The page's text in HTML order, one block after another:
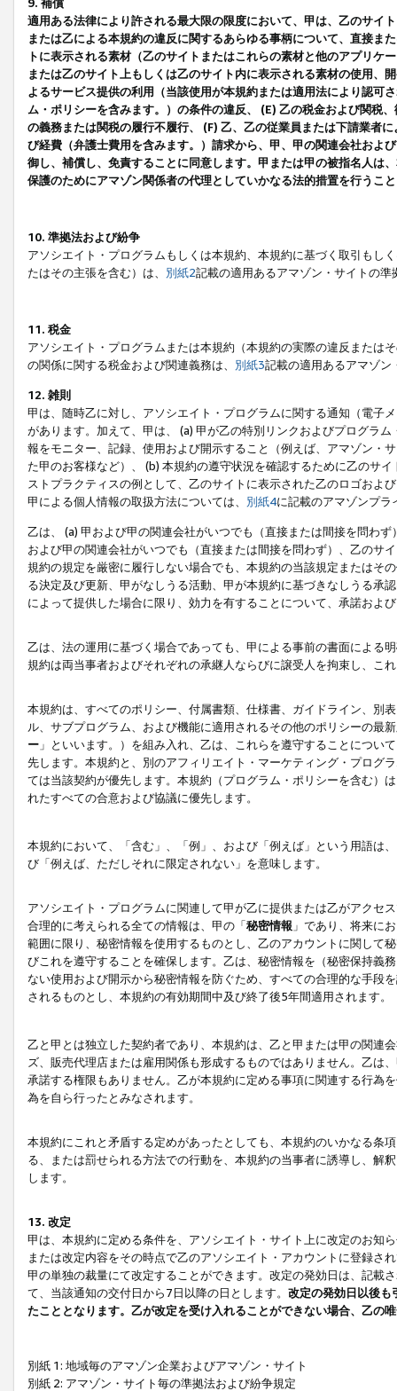
9. 補償
適用ある法律により許される最大限の限度において、甲は、乙のサイ
または乙による本規約の違反に関するあらゆる事柄について、直接ま
トに表示される素材（乙のサイトまたはこれらの素材と他のアプリ
または乙のサイト上もしくは乙のサイト内に表示される素材の使用、
よるサービス提供の利用（当該使用が本規約または適用法により認可
ム・ポリシーを含みます。）の条件の違反、 (E) 乙の税金および関税
の義務または関税の履行不履行、 (F) 乙、乙の従業員または下請業者
び経費（弁護士費用を含みます。）請求から、甲、甲の関連会社およ
御し、補償し、免責することに同意します。甲または甲の被指名人は
保護のためにアマゾン関係者の代理としていかなる法的措置を行うこ
10. 準拠法および紛争
アソシエイト・プログラムもしくは本規約、本規約に基づく取引もし
たはその主張を含む）は、 別紙2記載の適用あるアマゾン・サイトの
11. 税金
アソシエイト・プログラムまたは本規約（本規約の実際の違反または
の関係に関する税金および関連義務は、 別紙3記載の適用あるアマゾン
12. 雑則
甲は、随時乙に対し、アソシエイト・プログラムに関する通知（電子
があります。加えて、甲は、 (a) 甲が乙の特別リンクおよびプログラ
報をモニター、記録、使用および開示すること（例えば、アマゾン・
た甲のお客様など）、 (b) 本規約の遵守状況を確認するために乙のサ
ストプラクティスの例として、乙のサイトに表示された乙のロゴおよ
甲による個人情報の取扱方法については、 別紙4に記載のアマゾンプ
乙は、 (a) 甲および甲の関連会社がいつでも（直接または間接を問わ
および甲の関連会社がいつでも（直接または間接を問わず）、乙のサ
規約の規定を厳密に履行しない場合でも、本規約の当該規定またはそ
る決定及び更新、甲がなしうる活動、甲が本規約に基づきなしうる承
によって提供した場合に限り、効力を有することについて、承諾およ
乙は、法の運用に基づく場合であっても、甲による事前の書面による
規約は両当事者およびそれぞれの承継人ならびに譲受人を拘束し、こ
本規約は、すべてのポリシー、付属書類、仕様書、ガイドライン、別
ル、サブプログラム、および機能に適用されるその他のポリシーの最
ー 」といいます。）を組み入れ、乙は、これらを遵守することにつ
先します。本規約と、別のアフィリエイト・マーケティング・プログ
ては当該契約が優先します。本規約（プログラム・ポリシーを含む）
れたすべての合意および協議に優先します。
本規約において、「含む」、「例」、および「例えば」という用語は
び「例えば、ただしそれに限定されない」を意味します。
アソシエイト・プログラムに関連して甲が乙に提供または乙がアクセ
合理的に考えられる全ての情報は、甲の「秘密情報 」であり、将来に
範囲に限り、秘密情報を使用するものとし、乙のアカウントに関して
びこれを遵守することを確保します。乙は、秘密情報を（秘密保持義
ない使用および開示から秘密情報を防ぐため、すべての合理的な手段
されるものとし、本規約の有効期間中及び終了後5年間適用されます。
乙と甲とは独立した契約者であり、本規約は、乙と甲または甲の関連
ズ、販売代理店または雇用関係も形成するものではありません。乙は
承諾する権限もありません。乙が本規約に定める事項に関連する行為
為を自ら行ったとみなされます。
本規約にこれと矛盾する定めがあったとしても、本規約のいかなる条
る、または罰せられる方法での行動を、本規約の当事者に誘導し、解
します。
13. 改定
甲は、本規約に定める条件を、アソシエイト・サイト上に改定のお知
または改定内容をその時点で乙のアソシエイト・アカウントに登録さ
甲の単独の裁量にて改定することができます。改定の発効日は、記載
て、当該通知の交付日から7日以降の日とします。 改定の発効日以後も
たこととなります。乙が改定を受け入れることができない場合、乙の
別紙 1: 地域毎のアマゾン企業およびアマゾン・サイト
別紙 2: アマゾン・サイト毎の準拠法および紛争規定